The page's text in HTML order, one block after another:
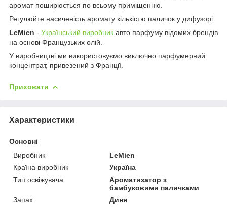
аромат поширюється по всьому приміщенню.
Регулюйте насиченість аромату кількістю паличок у дифузорі.
LeMien - Український виробник авто парфуму відомих брендів
на основі Французьких олій.
У виробництві ми використовуємо виключно парфумерний
концентрат, привезений з Франції.
Приховати
Характеристики
Основні
Виробник
LeMien
Країна виробник
Україна
Тип освіжувача
Ароматизатор з
бамбуковими паличками
Запах
Диня